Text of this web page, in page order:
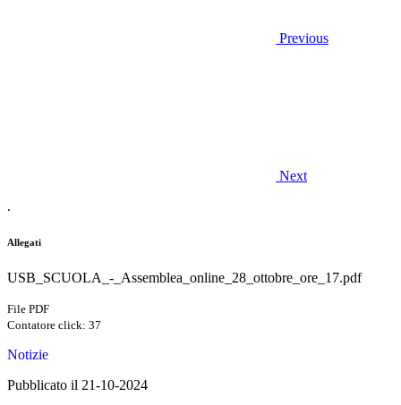
Previous
Next
.
Allegati
USB_SCUOLA_-_Assemblea_online_28_ottobre_ore_17.pdf
File PDF
Contatore click: 37
Notizie
Pubblicato il 21-10-2024